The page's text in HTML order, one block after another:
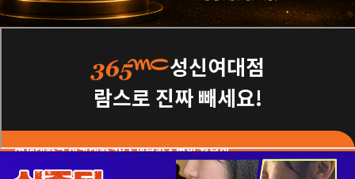
성신여대점
람스로 진짜 빼세요!
연세대학교 의과대학 강남 세브란스병원 전문의
강성진 대표원장님!